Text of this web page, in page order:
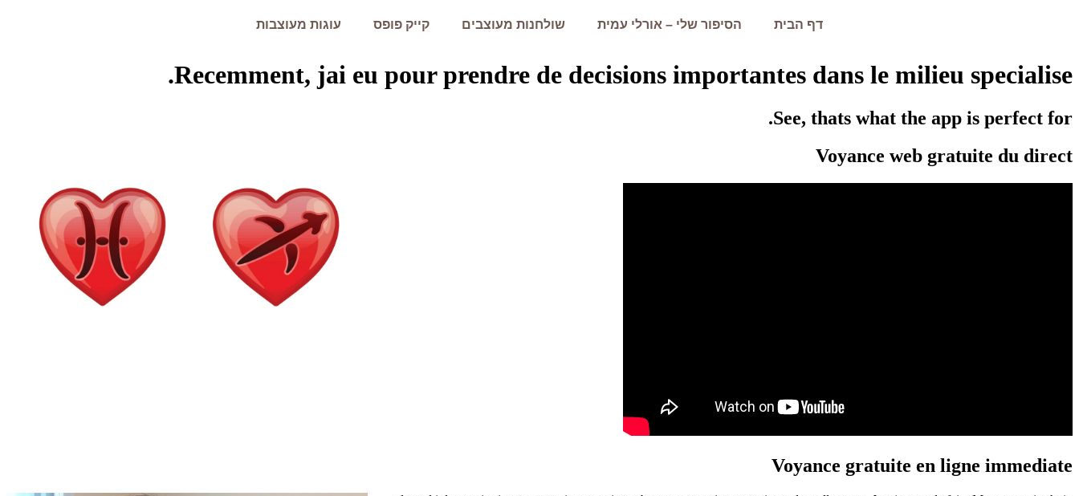
דף הבית הסיפור שלי – אורלי עמית שולחנות מעוצבים קייק פופס עוגות מעוצבות
Recemment, jai eu pour prendre de decisions importantes dans le milieu specialise.
See, thats what the app is perfect for.
Voyance web gratuite du direct
Voyance gratuite en ligne immediate